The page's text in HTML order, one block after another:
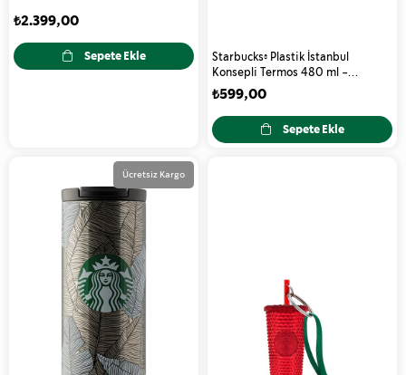
₺2.399,00
Sepete Ekle
Starbucks® Plastik İstanbul
Konsepli Termos 480 ml -
11112075
₺599,00
Sepete Ekle
Ücretsiz Kargo